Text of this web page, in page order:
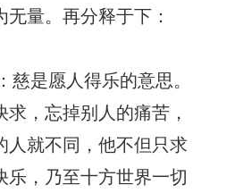
量。再分释于下：
是愿人得乐的意思。
，忘掉别人的痛苦，
人就不同，他不但只求
乐，乃至十方世界一切